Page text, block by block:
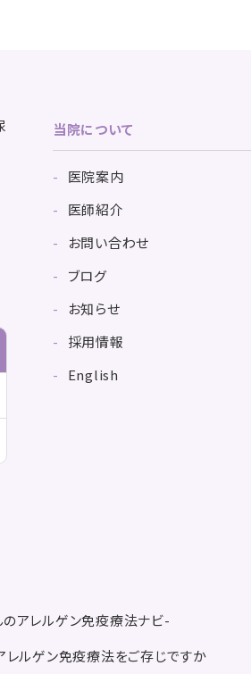
当院について
医院案内
医師紹介
お問い合わせ
ブログ
お知らせ
採用情報
English
のアレルゲン免疫療法ナビ-